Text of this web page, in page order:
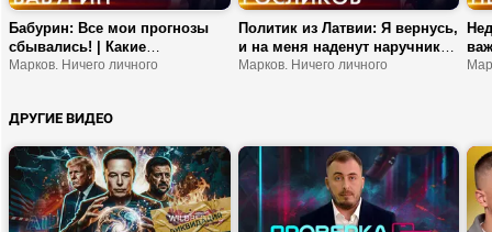
Бабурин: Все мои прогнозы
сбывались! | Какие
договоренности между
Иране провалилась?
Марков. Ничего личного
Политик из Латвии: Я вернусь,
и на меня наденут наручники |
Сколько страна хотела
Марков. Ничего личного
ДРУГИЕ ВИДЕО